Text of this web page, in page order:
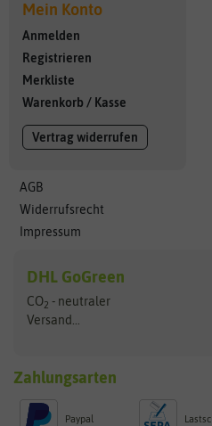
Mein Konto
Anmelden
Registrieren
Merkliste
Warenkorb / Kasse
Vertrag widerrufen
AGB
Widerrufsrecht
Impressum
DHL GoGreen
CO2 - neutraler
Versand...
Zahlungsarten
Paypal